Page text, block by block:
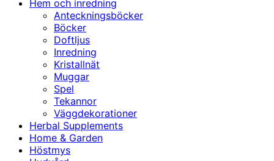
Hem och inredning
Anteckningsböcker
Böcker
Doftljus
Inredning
Kristallnät
Muggar
Spel
Tekannor
Väggdekorationer
Herbal Supplements
Home & Garden
Höstmys